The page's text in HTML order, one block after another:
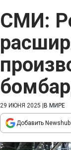
СМИ:
29 ИЮНЯ 2025 В МИРЕ
Добавить